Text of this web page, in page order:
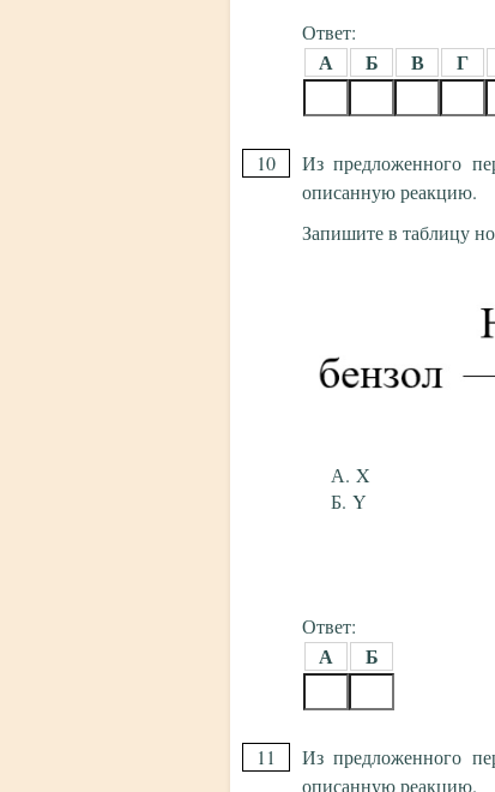
Ответ:
А Б В Г
10
Из предложенного
описанную реакцию.
Запишите в таблицу
X
Y
Ответ:
А Б
11
Из предложенного
описанную реакцию.